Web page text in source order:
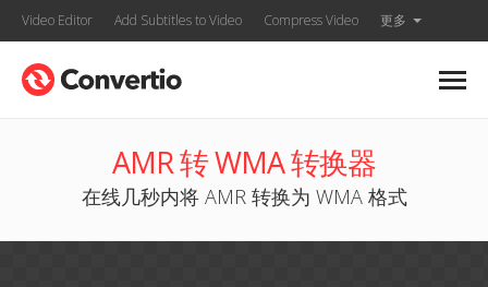
Video Editor Add Subtitles to Video Compress Video 更多
AMR 转 WMA 转换器
在线几秒内将 AMR 转换为 WMA 格式